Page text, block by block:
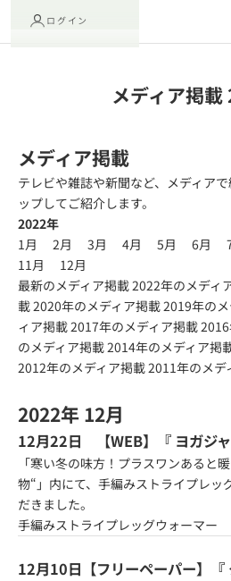
ログイン
メディア掲載
メディア掲載
テレビや雑誌や新聞など、メディア
ップしてご紹介します。
2022年
1月
2月 3月 4月 5月 6月
11月
12月
最新のメディア掲載2022年のメディ
載2020年のメディア掲載2019年の
ィア掲載2017年のメディア掲載
のメディア掲載2014年のメディア掲
2012年のメディア掲載2011年のメデ
2022年 12月
12月22日 【WEB】『 ヨガジ
「寒い冬の味方！プラスワンあると
物“」内にて、手編みストライプレッ
だきました。
手編みストライプレッグウォーマー
12月10日【フリーペーパー】『